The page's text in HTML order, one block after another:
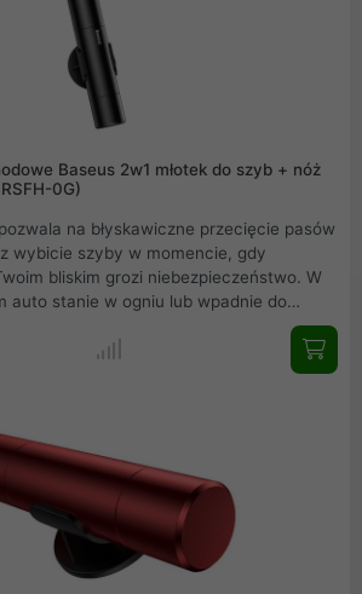
Baseus 2w1 młotek do szyb + nóż
0G)
na błyskawiczne przecięcie pasów
wybicie szyby w momencie, gdy
bliskim grozi niebezpieczeństwo. W
auto stanie w ogniu lub wpadnie do
sekunda. Akcesorium samochodowe
uwolnienie się z dramatycznej